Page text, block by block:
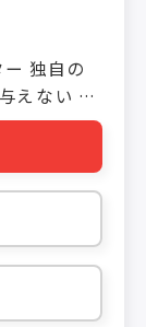
ートを充
で温めま
不可欠な
ーで、チ
正確です。
) 工場のス
ーラーで
を発揮しま
から600
独自の
えない ●
ー
操作。
作業も可
インナッ
ター ブ